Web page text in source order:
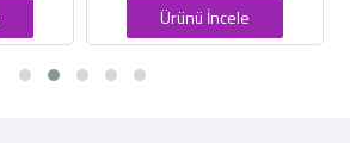
Ürünü İncele